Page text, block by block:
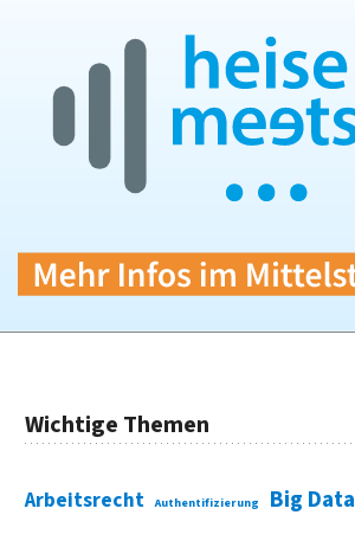
Wichtige Themen
Arbeitsrecht Authentifizierung Big Data